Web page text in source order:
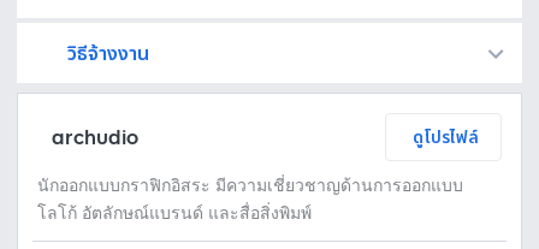
วิธีจ้างงาน
archudio ดูโปรไฟล์
นักออกแบบกราฟิกอิสระ มีความเชี่ยวชาญด้านการออกแบบ
โลโก้ อัตลักษณ์แบรนด์ และสื่อสิ่งพิมพ์